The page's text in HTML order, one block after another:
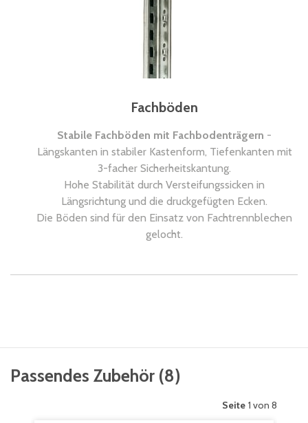
Fachböden
Stabile Fachböden mit Fachbodenträgern -
Längskanten in stabiler Kastenform, Tiefenkanten mit
3-facher Sicherheitskantung.
Hohe Stabilität durch Versteifungssicken in
Längsrichtung und die druckgefügten Ecken.
Die Böden sind für den Einsatz von Fachtrennblechen
gelocht.
Passendes Zubehör (8)
Seite 1 von 8